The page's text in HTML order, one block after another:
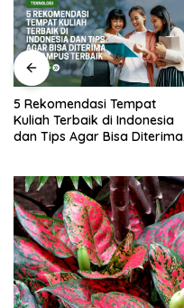
5 Rekomendasi Tempat
Kuliah Terbaik di Indonesia
dan Tips Agar Bisa Diterima